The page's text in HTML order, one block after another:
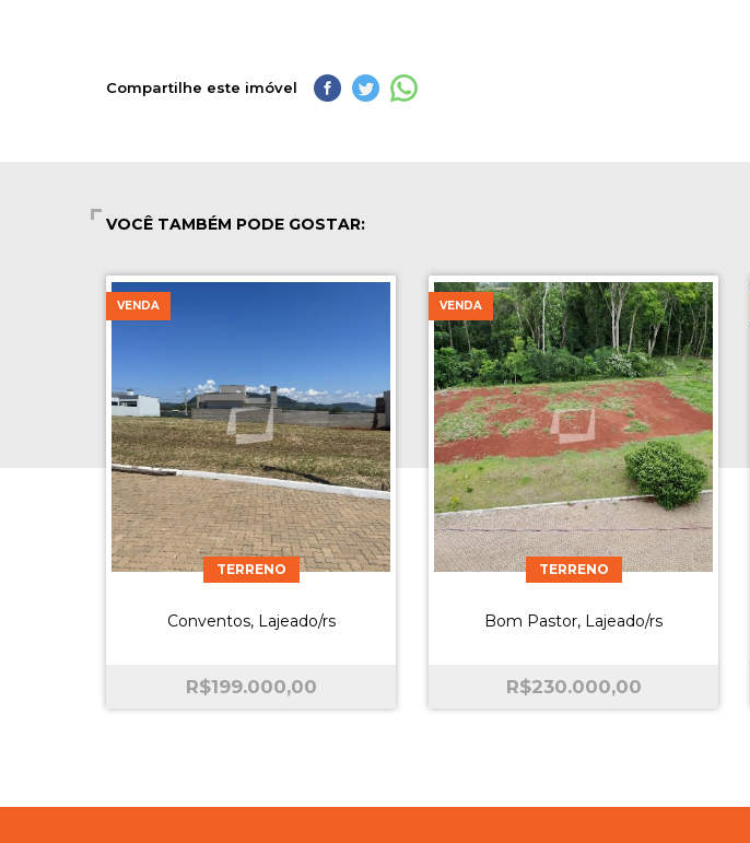
Compartilhe este imóvel
VOCÊ TAMBÉM PODE GOSTAR:
VENDA
TERRENO
Conventos, Lajeado/rs
R$199.000,00
VENDA
TERRENO
Bom Pastor, Lajeado/rs
R$230.000,00